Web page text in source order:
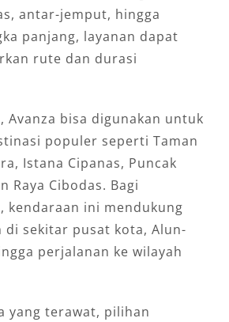
antar-jemput, hingga
panjang, layanan dapat
rute dan durasi
Avanza bisa digunakan untuk
populer seperti Taman
Istana Cipanas, Puncak
Raya Cibodas. Bagi
kendaraan ini mendukung
sekitar pusat kota, Alun-
perjalanan ke wilayah
yang terawat, pilihan